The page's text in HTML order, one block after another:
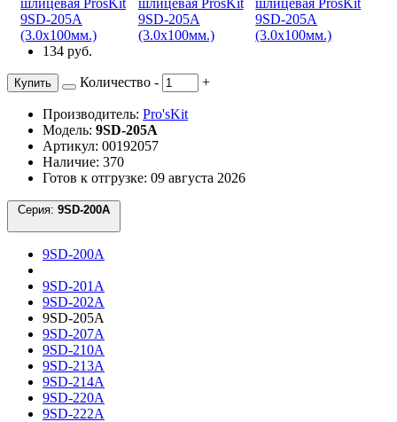
134 руб.
Купить Количество - +
Производитель: Pro'sKit
Модель: 9SD-205A
Артикул: 00192057
Наличие: 370
Готов к отгрузке: 09 августа 2026
Серия:
9SD-200A
9SD-201A
9SD-202A
9SD-205A
9SD-207A
9SD-210A
9SD-213A
9SD-214A
9SD-220A
9SD-222A